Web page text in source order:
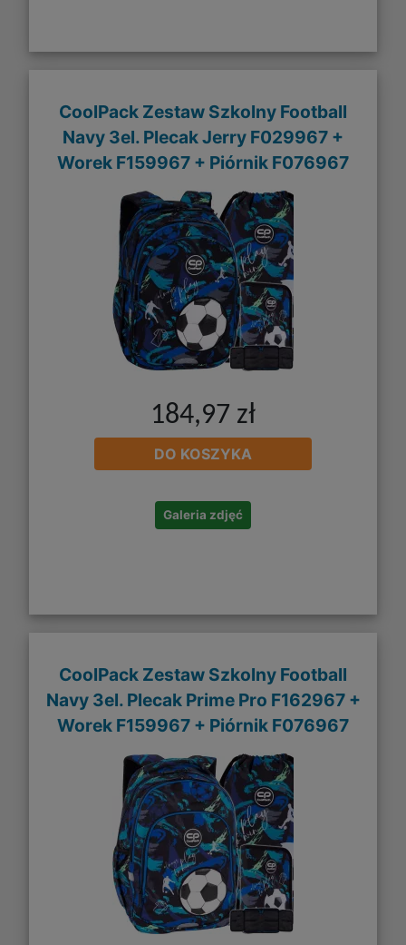
CoolPack Zestaw Szkolny Football
Navy 3el. Plecak Jerry F029967 +
Worek F159967 + Piórnik F076967
184,97 zł
DO KOSZYKA
Galeria zdjęć
CoolPack Zestaw Szkolny Football
Navy 3el. Plecak Prime Pro F162967 +
Worek F159967 + Piórnik F076967